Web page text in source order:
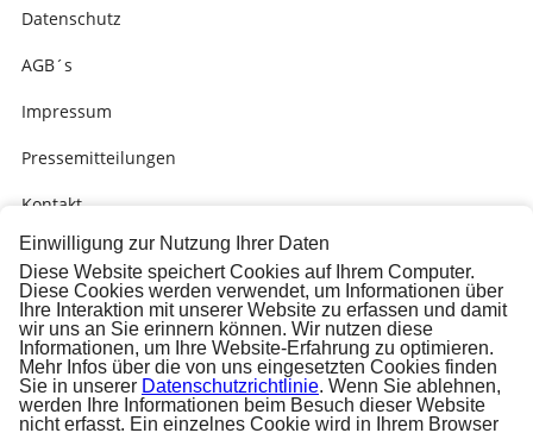
Datenschutz
AGB´s
Impressum
Pressemitteilungen
Kontakt
Bitte um Rückruf
Carnival Online Check-In
Carnival Check-In Ausfüllhilfe (PDF)
Einwilligung zur Nutzung Ihrer Daten
Diese Website speichert Cookies auf Ihrem Computer.
Diese Cookies werden verwendet, um Informationen über
Ihre Interaktion mit unserer Website zu erfassen und damit
wir uns an Sie erinnern können. Wir nutzen diese
Informationen, um Ihre Website-Erfahrung zu optimieren.
Mehr Infos über die von uns eingesetzten Cookies finden
Sie in unserer Datenschutzrichtlinie. Wenn Sie ablehnen,
werden Ihre Informationen beim Besuch dieser Website
nicht erfasst. Ein einzelnes Cookie wird in Ihrem Browser